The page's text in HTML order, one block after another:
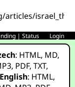
|Status Login
: HTML, MD,
, PDF,TXT,
English: HTML,